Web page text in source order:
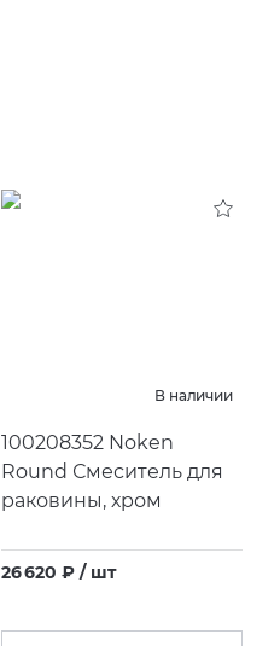
В наличии
100208352 Noken
Round Смеситель для
раковины, хром
26 620 ₽ / шт